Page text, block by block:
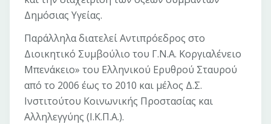
Δημόσιας Υγείας.
Παράλληλα διατελεί Αντιπρόεδρος στο
Διοικητικό Συμβούλιο του Γ.Ν.Α. Κοργιαλένειο
Μπενάκειο» του Ελληνικού Ερυθρού Σταυρού
από το 2006 έως το 2010 και μέλος Δ.Σ.
Ινστιτούτου Κοινωνικής Προστασίας και
Αλληλεγγύης (Ι.Κ.Π.Α.).